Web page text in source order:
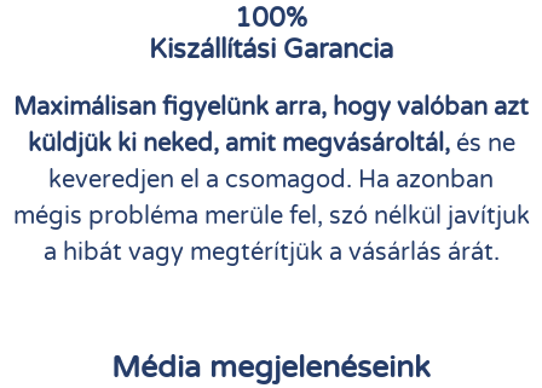
100%
Kiszállítási Garancia
Maximálisan figyelünk arra, hogy valóban azt
küldjük ki neked, amit megvásároltál, és ne
keveredjen el a csomagod. Ha azonban
mégis probléma merüle fel, szó nélkül javítjuk
a hibát vagy megtérítjük a vásárlás árát.
Média megjelenéseink